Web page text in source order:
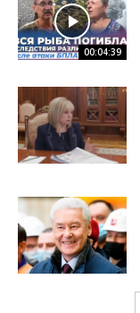
00:04:39